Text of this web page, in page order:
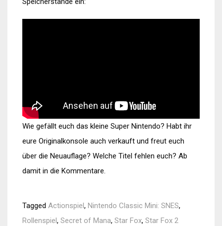
Wie gefällt euch das kleine Super Nintendo? Habt ihr
eure Originalkonsole auch verkauft und freut euch
über die Neuauflage? Welche Titel fehlen euch? Ab
damit in die Kommentare.
Tagged Actionspiel, Nintendo Classic Mini: SNES,
Rollenspiel, Secret of Mana, Star Fox, Star Fox 2